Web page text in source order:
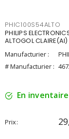
PHIC100S54ALTO
PHILIPS
ALTOGOL CLAIRE(AI)
Manufacturier :
# Manufacturier :
En inventaire
Prix